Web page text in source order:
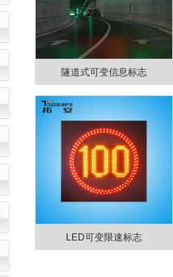
隧道式可变信息标志
LED可变限速标志